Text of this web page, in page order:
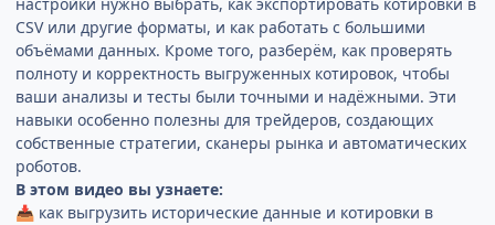
CSV или другие форматы, и как работать с большими
объёмами данных. Кроме того, разберём, как проверять
полноту и корректность выгруженных котировок, чтобы
ваши анализы и тесты были точными и надёжными. Эти
навыки особенно полезны для трейдеров, создающих
собственные стратегии, сканеры рынка и автоматических
роботов.
В этом видео вы узнаете:
📥 как выгрузить исторические данные и котировки в